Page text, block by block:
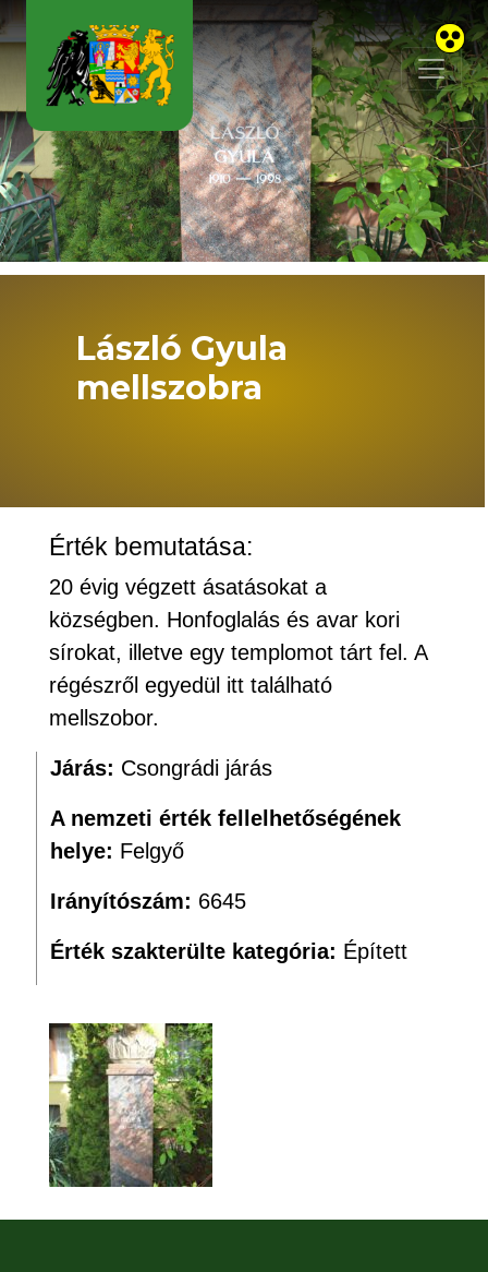
Skip to main content
László Gyula
mellszobra
Érték bemutatása:
20 évig végzett ásatásokat a
községben. Honfoglalás és avar kori
sírokat, illetve egy templomot tárt fel. A
régészről egyedül itt található
mellszobor.
Járás: Csongrádi járás
A nemzeti érték fellelhetőségének
helye: Felgyő
Irányítószám: 6645
Érték szakterülte kategória: Épített